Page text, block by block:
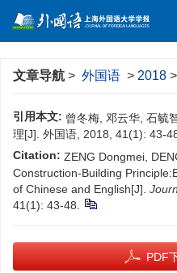
文章导航 > 外国语 > 2018 >
引用本文: 曾冬梅, 邓云华, 石毓
理[J]. 外国语, 2018, 41(1): 43-
Citation: ZENG Dongmei,
Construction-Building
of Chinese and English[J].
41(1): 43-48.
PDF